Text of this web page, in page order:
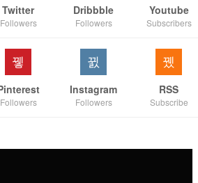
Twitter
Followers
Dribbble
Followers
Youtube
Subscribers
Followers
Instagram
Followers
RSS
Subscribe